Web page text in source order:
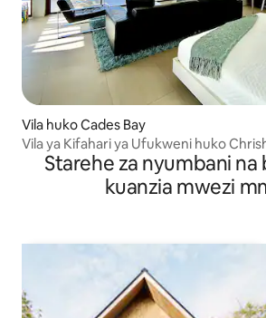
Vila huko Cades Bay
Vila ya Kifahari ya Ufukweni huko
Starehe za nyumbani na
kuanzia mwezi